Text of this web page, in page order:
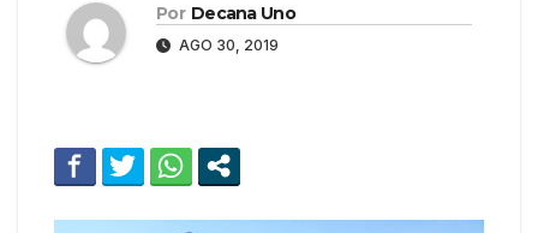
Por Decana Uno
AGO 30, 2019